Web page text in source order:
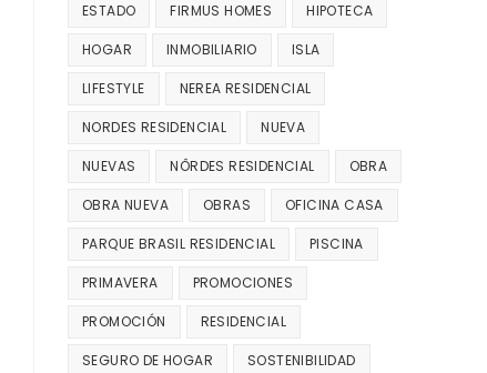
ESTADO FIRMUS HOMES HIPOTECA
HOGAR INMOBILIARIO ISLA
LIFESTYLE NEREA RESIDENCIAL
NORDES RESIDENCIAL NUEVA
NUEVAS NÔRDES RESIDENCIAL OBRA
OBRA NUEVA OBRAS OFICINA CASA
PARQUE BRASIL RESIDENCIAL PISCINA
PRIMAVERA PROMOCIONES
PROMOCIÓN RESIDENCIAL
SEGURO DE HOGAR SOSTENIBILIDAD